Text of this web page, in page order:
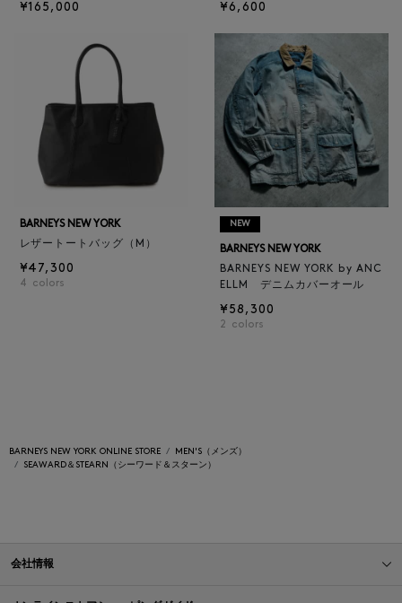
¥165,000 ¥6,600
BARNEYS NEW YORK
レザートートバッグ（M）
¥47,300
4 colors
NEW
BARNEYS NEW YORK
BARNEYS NEW YORK by ANC
ELLM デニムカバーオール
¥58,300
2 colors
BARNEYS NEW YORK ONLINE STORE
MEN'S（メンズ）
SEAWARD＆STEARN（シーワード＆スターン）
会社情報